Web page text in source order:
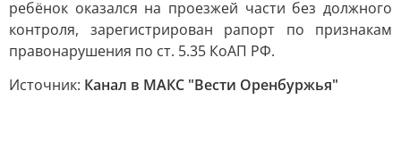
ребёнок оказался на проезжей части без должного
контроля, зарегистрирован рапорт по признакам
правонарушения по ст. 5.35 КоАП РФ.
Источник: Канал в МАКС "Вести Оренбуржья"